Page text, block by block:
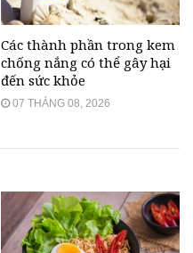
Các thành phần trong kem
chống nắng có thể gây hại
đến sức khỏe
07 THÁNG 08, 2026